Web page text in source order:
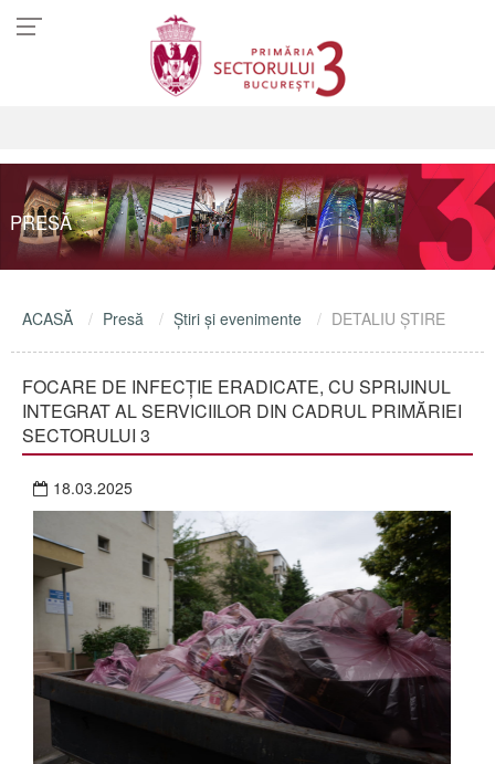
PRESĂ
ACASĂ Presă Ştiri şi evenimente DETALIU ŞTIRE
FOCARE DE INFECȚIE ERADICATE, CU SPRIJINUL
INTEGRAT AL SERVICIILOR DIN CADRUL PRIMĂRIEI
SECTORULUI 3
18.03.2025